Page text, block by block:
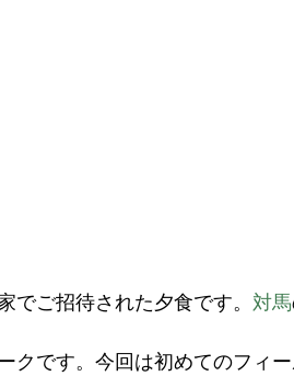
でご招待された夕食です。 対馬
です。今回は初めてのフィー